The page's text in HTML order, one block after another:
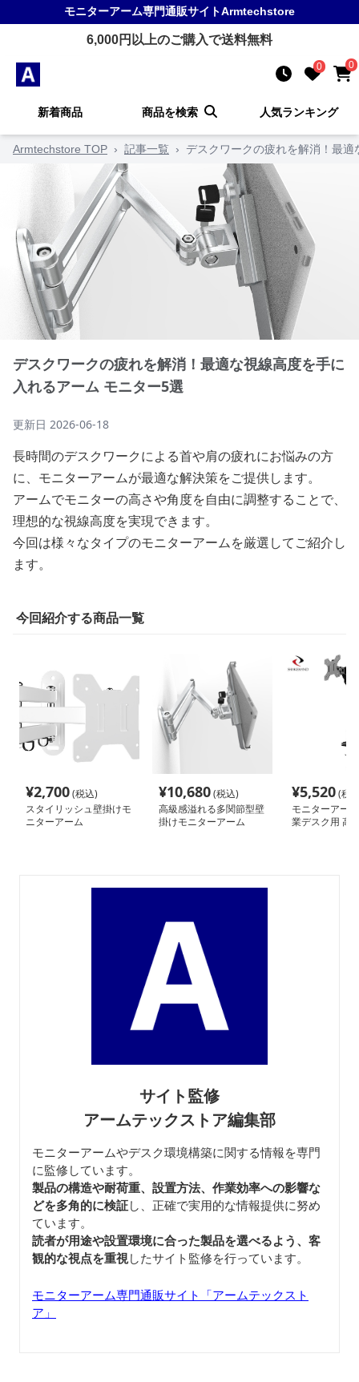
モニターアーム専門通販サイトArmtechstore
6,000円以上のご購入で送料無料
0 0
新着商品 商品を検索 人気ランキング
Armtechstore TOP › 記事一覧 › デスクワークの疲れを解消！最
デスクワークの疲れを解消！最適な視線高度を手に
入れるアーム モニター5選
更新日 2026-06-18
長時間のデスクワークによる首や肩の疲れにお悩みの方
に、モニターアームが最適な解決策をご提供します。
アームでモニターの高さや角度を自由に調整することで、
理想的な視線高度を実現できます。
今回は様々なタイプのモニターアームを厳選してご紹介し
ます。
今回紹介する商品一覧
¥2,700(税込)
スタイリッシュ壁掛けモ
ニターアーム
¥10,680(税込)
高級感溢れる多関節型壁
掛けモニターアーム
¥5,520(税
モニターアー
業デスク用 高
サイト監修
アームテックストア編集部
モニターアームやデスク環境構築に関する情報を専門
に監修しています。
製品の構造や耐荷重、設置方法、作業効率への影響な
どを多角的に検証し、正確で実用的な情報提供に努め
ています。
読者が用途や設置環境に合った製品を選べるよう、客
観的な視点を重視したサイト監修を行っています。
モニターアーム専門通販サイト「アームテックスト
ア」